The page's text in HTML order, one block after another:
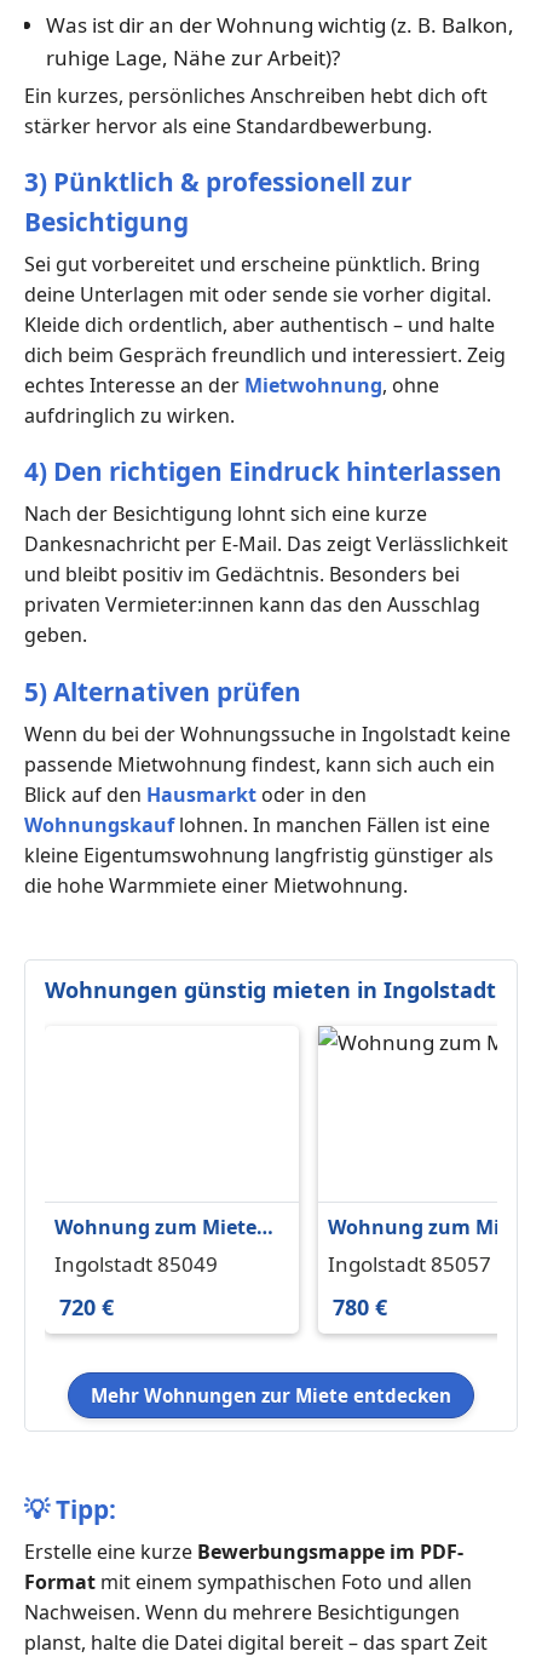
Was ist dir an der Wohnung wichtig (z. B. Balkon,
ruhige Lage, Nähe zur Arbeit)?
Ein kurzes, persönliches Anschreiben hebt dich oft
stärker hervor als eine Standardbewerbung.
3) Pünktlich & professionell zur
Besichtigung
Sei gut vorbereitet und erscheine pünktlich. Bring
deine Unterlagen mit oder sende sie vorher digital.
Kleide dich ordentlich, aber authentisch – und halte
dich beim Gespräch freundlich und interessiert. Zeig
echtes Interesse an der Mietwohnung, ohne
aufdringlich zu wirken.
4) Den richtigen Eindruck hinterlassen
Nach der Besichtigung lohnt sich eine kurze
Dankesnachricht per E-Mail. Das zeigt Verlässlichkeit
und bleibt positiv im Gedächtnis. Besonders bei
privaten Vermieter:innen kann das den Ausschlag
geben.
5) Alternativen prüfen
Wenn du bei der Wohnungssuche in Ingolstadt keine
passende Mietwohnung findest, kann sich auch ein
Blick auf den Hausmarkt oder in den
Wohnungskauflohnen. In manchen Fällen ist eine
kleine Eigentumswohnung langfristig günstiger als
die hohe Warmmiete einer Mietwohnung.
Wohnungen günstig mieten in Ingolstadt
Wohnung zum Mieten
in Ingolstadt 720 € 60
Ingolstadt 85049
720 €
Wohnung zum Mieten
in Ingolstadt 780 € 50
Ingolstadt 85057
780 €
Mehr Wohnungen zur Miete entdecken
💡Tipp:
Erstelle eine kurze Bewerbungsmappe im PDF-
Format mit einem sympathischen Foto und allen
Nachweisen. Wenn du mehrere Besichtigungen
planst, halte die Datei digital bereit – das spart Zeit